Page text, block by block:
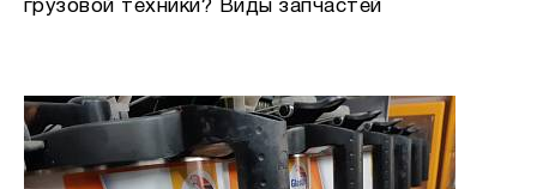
грузовой техники? Виды запчастей